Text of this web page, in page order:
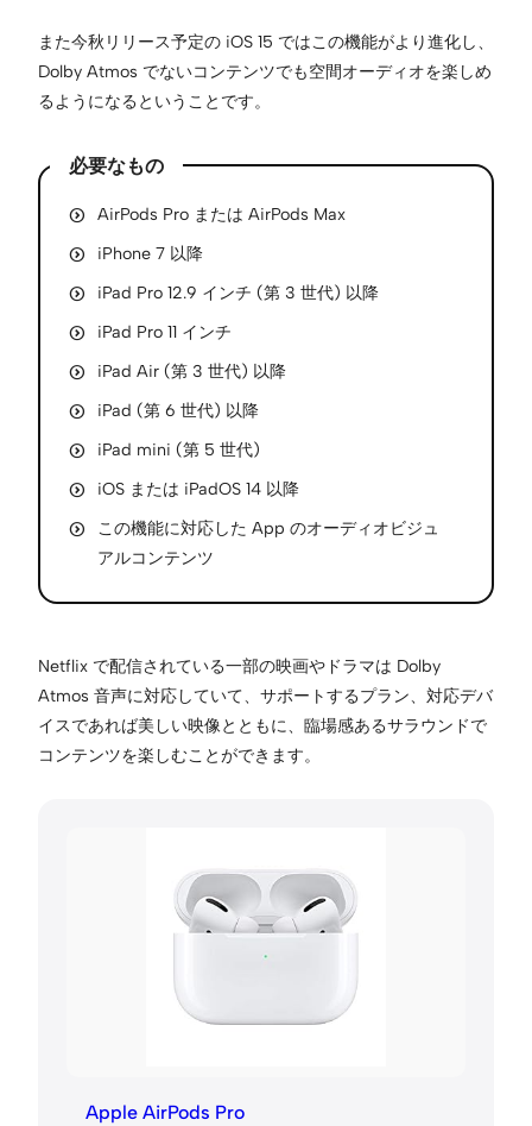
また今秋リリース予定の iOS 15 ではこの機能がより進化し、
Dolby Atmos でないコンテンツでも空間オーディオを楽しめ
るようになるということです。
必要なもの
AirPods Pro または AirPods Max
iPhone 7 以降
iPad Pro 12.9 インチ (第 3 世代) 以降
iPad Pro 11 インチ
iPad Air (第 3 世代) 以降
iPad (第 6 世代) 以降
iPad mini (第 5 世代)
iOS または iPadOS 14 以降
この機能に対応した App のオーディオビジュ
アルコンテンツ
Netflix で配信されている一部の映画やドラマは Dolby
Atmos 音声に対応していて、サポートするプラン、対応デバ
イスであれば美しい映像とともに、臨場感あるサラウンドで
コンテンツを楽しむことができます。
Apple AirPods Pro